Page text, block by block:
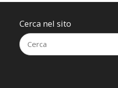
Cerca nel sito